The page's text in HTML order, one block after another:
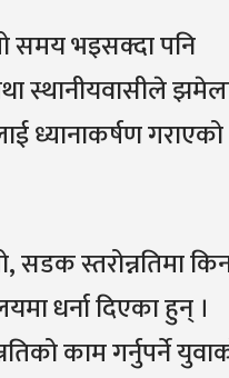
समय भइसक्दा पनि
स्थानीयवासीले
ध्यानाकर्षण
सडक स्तरोन्नतिमा
धर्ना दिएका हुन् ।
काम गर्नुपर्ने